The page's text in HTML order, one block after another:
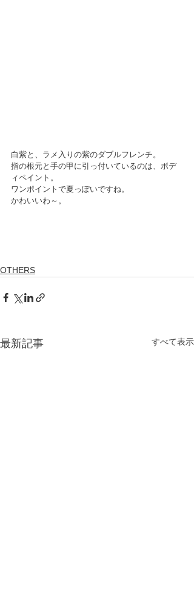
白紫と、ラメ入りの紫のダブルフレンチ。
指の根元と手の甲に引っ付いているのは、ボデ
ィペイント。
ワンポイントで夏っぽいですね。
かわいいわ～。
OTHERS
最新記事 すべて表示